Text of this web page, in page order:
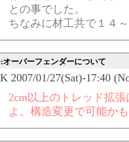
との事でした。
ちなみに材工共で１４
オーバーフェンダーについて
2007/01/27(Sat)-17:40
2cm以上のトレッド拡
よ。構造変更で可能か